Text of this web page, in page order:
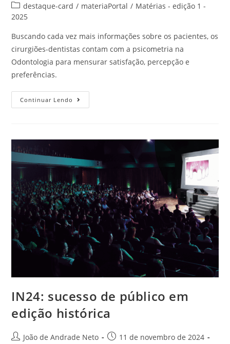
destaque-card / materiaPortal / Matérias - edição 1 -
2025
Buscando cada vez mais informações sobre os pacientes, os
cirurgiões-dentistas contam com a psicometria na
Odontologia para mensurar satisfação, percepção e
preferências.
Continuar Lendo
IN24: sucesso de público em
edição histórica
João de Andrade Neto
11 de novembro de 2024